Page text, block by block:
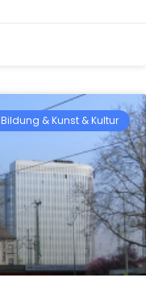
Bildung & Kunst & Kultur